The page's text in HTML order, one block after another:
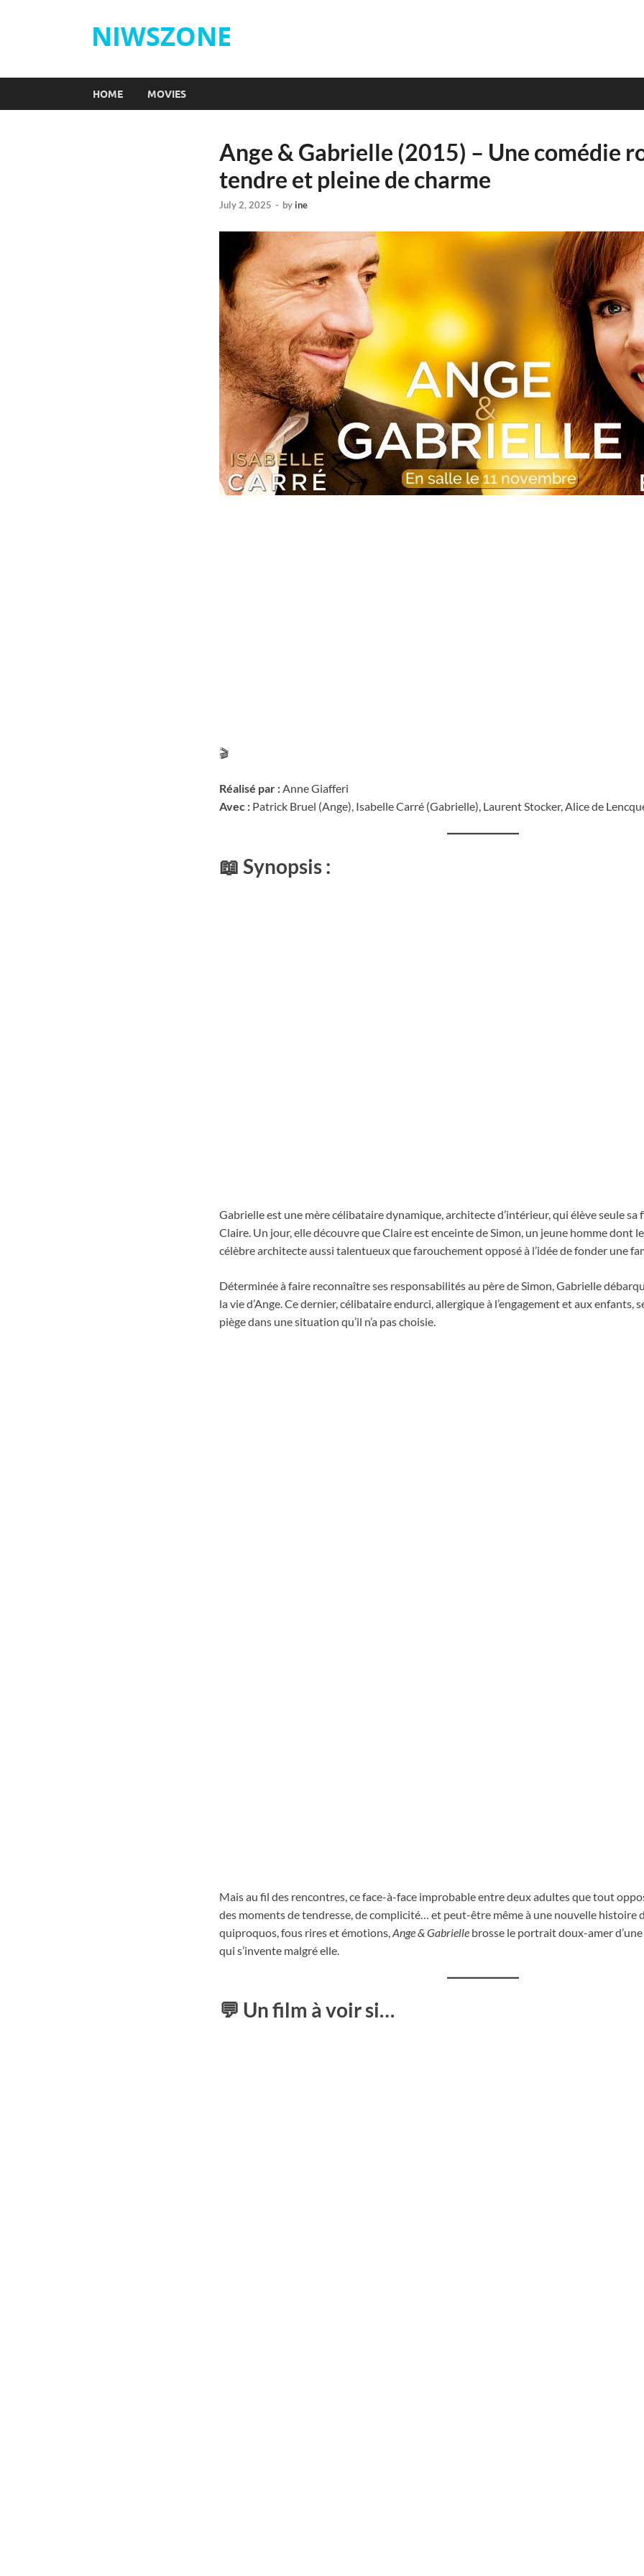
NIWSZONE
HOME MOVIES
Ange & Gabrielle (2015) – Une comédie
tendre et pleine de charme
July 2, 2025 - by ine
🎬
Réalisé par :Anne Giafferi
Avec :Patrick Bruel (Ange), Isabelle Carré (Gabrielle), Laurent Stocker, Alice de
📖 Synopsis :
Gabrielle est une mère célibataire dynamique, architecte d’intérieur, qui élève seule sa
Claire. Un jour, elle découvre que Claire est enceinte de Simon, un jeune homme dont
célèbre architecte aussi talentueux que farouchement opposé à l’idée de fonder une
Déterminée à faire reconnaître ses responsabilités au père de Simon, Gabrielle
la vie d’Ange. Ce dernier, célibataire endurci, allergique à l’engagement et aux enfants,
piège dans une situation qu’il n’a pas choisie.
Mais au fil des rencontres, ce face-à-face improbable entre deux adultes que tout
des moments de tendresse, de complicité… et peut-être même à une nouvelle histoire
quiproquos, fous rires et émotions,Ange & Gabriellebrosse le portrait doux-amer
qui s’invente malgré elle.
💬 Un film à voir si…